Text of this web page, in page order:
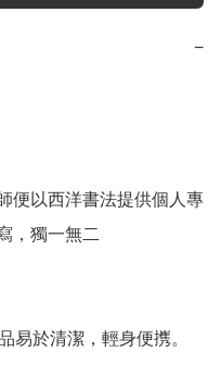
−
便以西洋書法提供個人專
，獨一無二
易於清潔，輕身便㩗。